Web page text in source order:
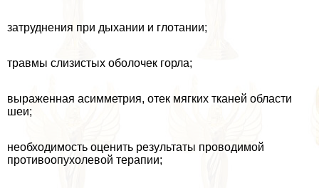
затруднения при дыхании и глотании;
травмы слизистых оболочек горла;
выраженная асимметрия, отек мягких тканей области
шеи;
необходимость оценить результаты проводимой
противоопухолевой терапии;